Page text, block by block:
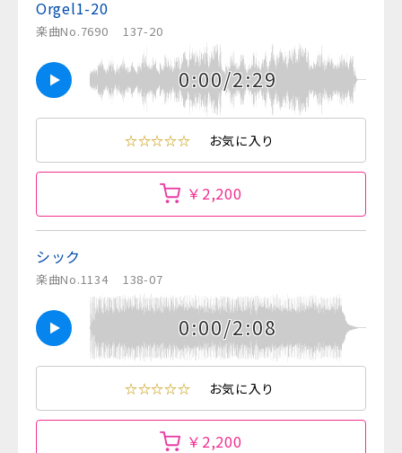
Orgel1-20
楽曲No.7690 137-20
0:00/2:29
☆☆☆☆☆ お気に入り
￥2,200
シック
楽曲No.1134 138-07
0:00/2:08
☆☆☆☆☆ お気に入り
￥2,200